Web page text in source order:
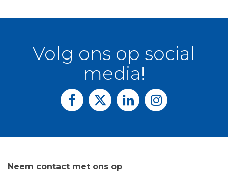
Volg ons op social
media!
Neem contact met ons op